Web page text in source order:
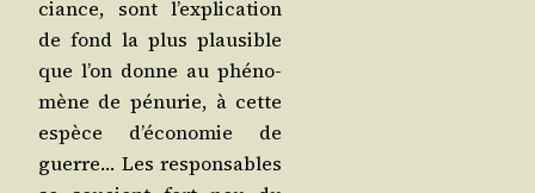
ciance, sont l’ex­pli­ca­tion
de fond la plus plau­sible
que l’on donne au phé­no­
mène de pénu­rie, à cette
espèce d’é­co­no­mie de
guerre… Les res­pon­sables